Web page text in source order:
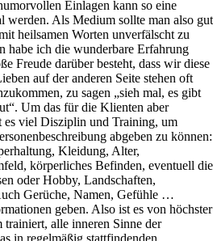
Einlagen kann so eine
werden. Als Medium sollte man also gut
heilsamen Worten unverfälscht zu
habe ich die wunderbare Erfahrung
Freude darüber besteht, dass wir diese
auf der anderen Seite stehen oft
zu sagen „sieh mal, es gibt
Um das für die Klienten aber
es viel Disziplin und Training, um
abgeben zu können:
Kleidung, Alter,
körperliches Befinden, eventuell die
oder Hobby, Landschaften,
Gerüche, Namen, Gefühle …
geben. Also ist es von höchster
alle inneren Sinne der
in regelmäßig stattfindenden